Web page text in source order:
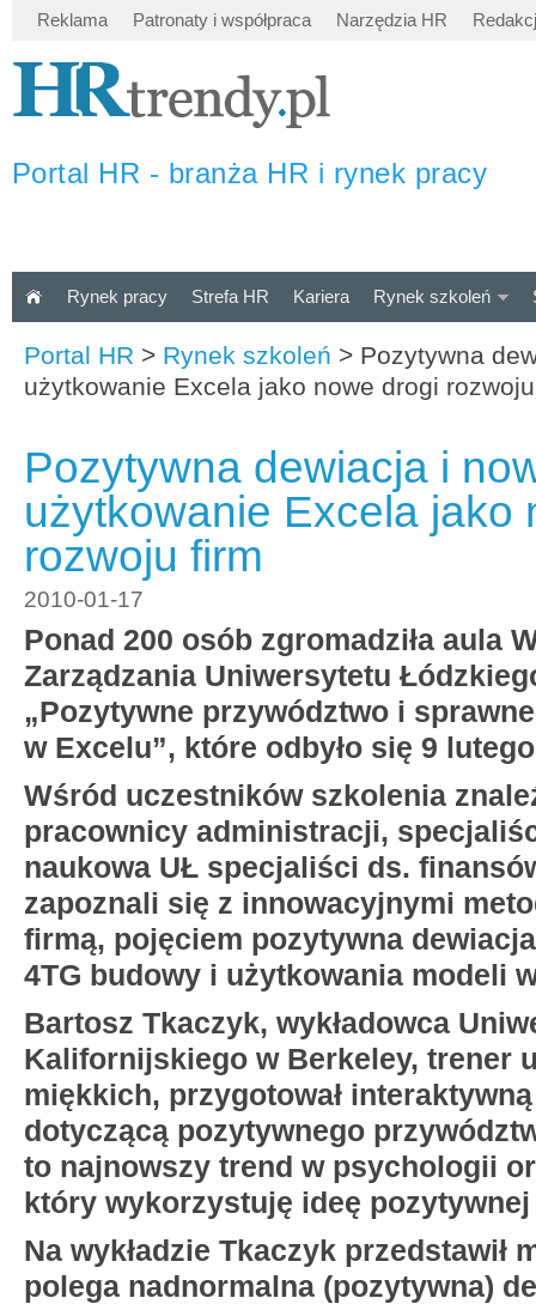
Reklama Patronaty i współpraca Narzędzia HR
Portal HR - branża HR i rynek pracy
Rynek pracy Strefa HR Kariera Rynek szkoleń
Portal HR > Rynek szkoleń > Pozytywna
użytkowanie Excela jako nowe drogi
Pozytywna dewiacja i
użytkowanie Excela jako
rozwoju firm
2010-01-17
Ponad 200 osób zgromadziła aula
Zarządzania Uniwersytetu
„Pozytywne przywództwo i
w Excelu”, które odbyło się 9
Wśród uczestników szkolenia
pracownicy administracji,
naukowa UŁ specjaliści ds.
zapoznali się z innowacyjnymi
firmą, pojęciem pozytywna
4TG budowy i użytkowania modeli
Bartosz Tkaczyk, wykładowca
Kalifornijskiego w Berkeley, trener
miękkich, przygotował
dotyczącą pozytywnego
to najnowszy trend w psychologii
który wykorzystuję ideę
Na wykładzie Tkaczyk przedstawił
polega nadnormalna (pozytywna)